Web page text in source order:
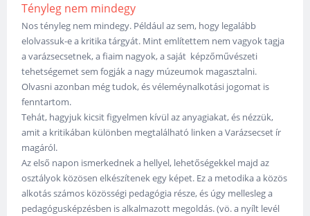
Tényleg nem mindegy
Nos tényleg nem mindegy. Például az sem, hogy legalább
elolvassuk-e a kritika tárgyát. Mint említettem nem vagyok tagja
a varázsecsetnek, a fiaim nagyok, a saját képzőművészeti
tehetségemet sem fogják a nagy múzeumok magasztalni.
Olvasni azonban még tudok, és véleméynalkotási jogomat is
fenntartom.
Tehát, hagyjuk kicsit figyelmen kívül az anyagiakat, és nézzük,
amit a kritikában különben megtalálható linken a Varázsecset ír
magáról.
Az első napon ismerkednek a hellyel, lehetőségekkel majd az
osztályok közösen elkészítenek egy képet. Ez a metodika a közös
alkotás számos közösségi pedagógia része, és úgy mellesleg a
pedagógusképzésben is alkalmazott megoldás. (vö. a nyílt levél